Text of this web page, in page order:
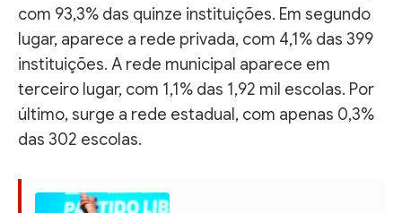
com 93,3% das quinze instituições. Em segundo
lugar, aparece a rede privada, com 4,1% das 399
instituições. A rede municipal aparece em
terceiro lugar, com 1,1% das 1,92 mil escolas. Por
último, surge a rede estadual, com apenas 0,3%
das 302 escolas.